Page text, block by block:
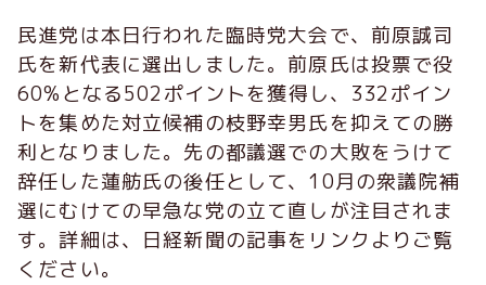
民進党は本日行われた臨時党大会で、前原誠司
氏を新代表に選出しました。前原氏は投票で役
60%となる502ポイントを獲得し、332ポイン
トを集めた対立候補の枝野幸男氏を抑えての勝
利となりました。先の都議選での大敗をうけて
辞任した蓮舫氏の後任として、10月の衆議院補
選にむけての早急な党の立て直しが注目されま
す。詳細は、日経新聞の記事をリンクよりご覧
ください。